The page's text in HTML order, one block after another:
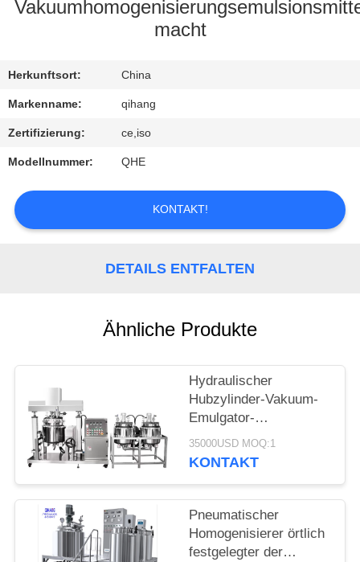
MIT
UNS
IN
VERBINDUNG
FORDERN
SIE
NACHRICHTEN
FÄLLE
macht
Herkunftsort: China
Markenname: qihang
Zertifizierung: ce,iso
Modellnummer: QHE
KONTAKT!
DETAILS ENTFALTEN
Ähnliche Produkte
Hydraulischer
Hubzylinder-Vakuum-
Emulgator-
Homogenisator für
homogene Mischung
35000USD MOQ:1
KONTAKT
Pneumatischer
Homogenisierer örtlich
festgelegter der